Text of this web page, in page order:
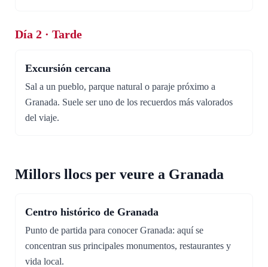
Día 2 · Tarde
Excursión cercana
Sal a un pueblo, parque natural o paraje próximo a
Granada. Suele ser uno de los recuerdos más valorados
del viaje.
Millors llocs per veure a Granada
Centro histórico de Granada
Punto de partida para conocer Granada: aquí se
concentran sus principales monumentos, restaurantes y
vida local.